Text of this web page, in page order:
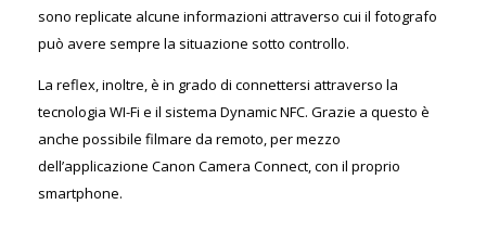
sono replicate alcune informazioni attraverso cui il fotografo
può avere sempre la situazione sotto controllo.
La reflex, inoltre, è in grado di connettersi attraverso la
tecnologia WI-Fi e il sistema Dynamic NFC. Grazie a questo è
anche possibile filmare da remoto, per mezzo
dell’applicazione Canon Camera Connect, con il proprio
smartphone.